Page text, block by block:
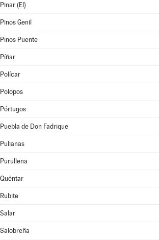
Pinar (El)
Pinos Genil
Pinos Puente
Píñar
Polícar
Polopos
Pórtugos
Puebla de Don Fadrique
Pulianas
Purullena
Quéntar
Rubite
Salar
Salobreña